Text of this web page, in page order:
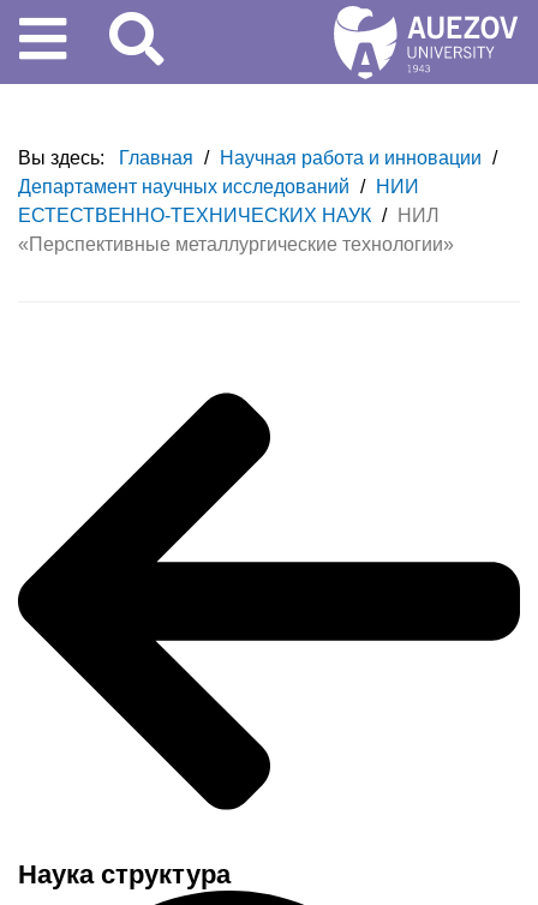
Вы здесь: Главная / Научная работа и инновации /
Департамент научных исследований /
НИИ
ЕСТЕСТВЕННО-ТЕХНИЧЕСКИХ НАУК /
НИЛ
«Перспективные металлургические технологии»
Наука структура